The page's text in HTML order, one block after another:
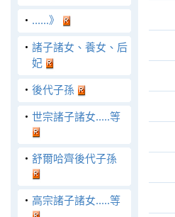
‧ ......》
‧ 諸子諸女、養女、后
妃
‧ 後代子孫
‧ 世宗諸子諸女.....等
‧ 舒爾哈齊後代子孫
‧ 高宗諸子諸女.....等